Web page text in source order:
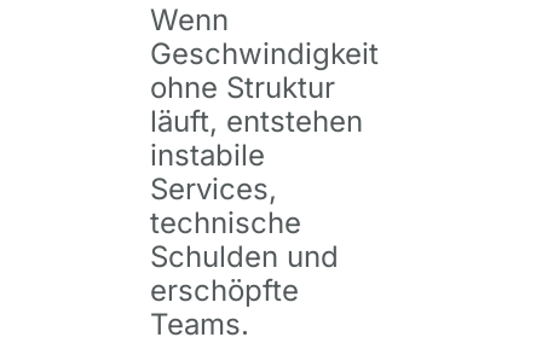
Wenn
Geschwindigkeit
ohne Struktur
läuft, entstehen
instabile
Services,
technische
Schulden und
erschöpfte
Teams.